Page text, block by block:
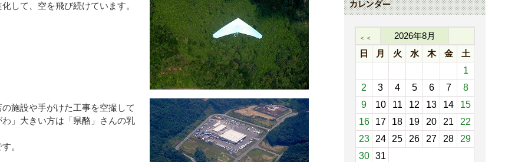
して、空を飛び続けています。
の施設や手がけた工事を空撮して
わ 」大きい方は「県酪」さんの乳
。
2026年8月
日
月 火 水 木 金
土
1
2
3 4 5 6 7
8
9
10 11 12 13 14
15
16
17 18 19 20 21
22
23
24 25 26 27 28
29
30
31
＜＜